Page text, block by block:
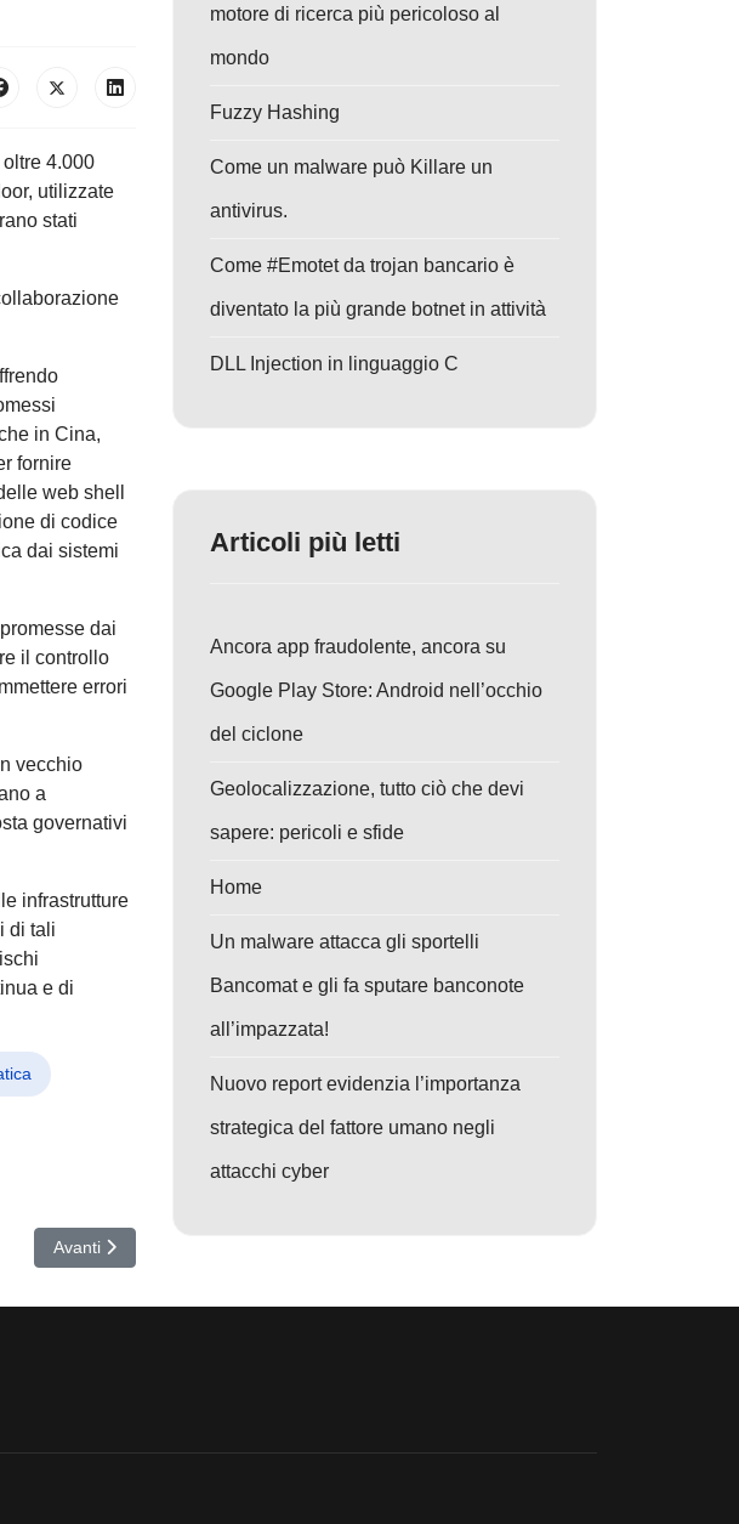
4.000
utilizzate
stati
in Cina,
fornire
web shell
di codice
dai sistemi
dai
il controllo
errori
vecchio
a
governativi
infrastrutture
di tali
e di
Articolo successivo: Attacchi Cyber a Server PHP: La Nuova Frontiera del Gioco
Avanti
motore di ricerca più pericoloso al
mondo
Fuzzy Hashing
Come un malware può Killare un
antivirus.
Come #Emotet da trojan bancario è
diventato la più grande botnet in attività
DLL Injection in linguaggio C
Articoli più letti
Ancora app fraudolente, ancora su
Google Play Store: Android nell’occhio
del ciclone
Geolocalizzazione, tutto ciò che devi
sapere: pericoli e sfide
Home
Un malware attacca gli sportelli
Bancomat e gli fa sputare banconote
all’impazzata!
Nuovo report evidenzia l’importanza
strategica del fattore umano negli
attacchi cyber